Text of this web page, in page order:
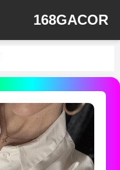
168GACOR